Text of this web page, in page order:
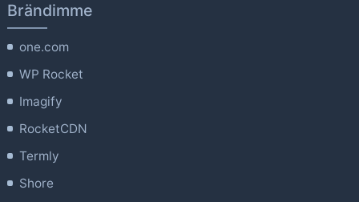
Brändimme
one.com
WP Rocket
Imagify
RocketCDN
Termly
Shore